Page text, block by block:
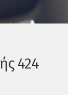
424